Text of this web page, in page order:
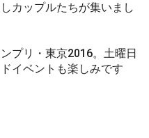
カップルたちが集いまし
プリ・東京2016。土曜日
イベントも楽しみです